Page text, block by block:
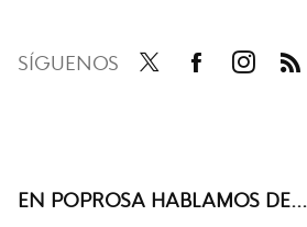
SÍGUENOS
EN POPROSA HABLAMOS DE...